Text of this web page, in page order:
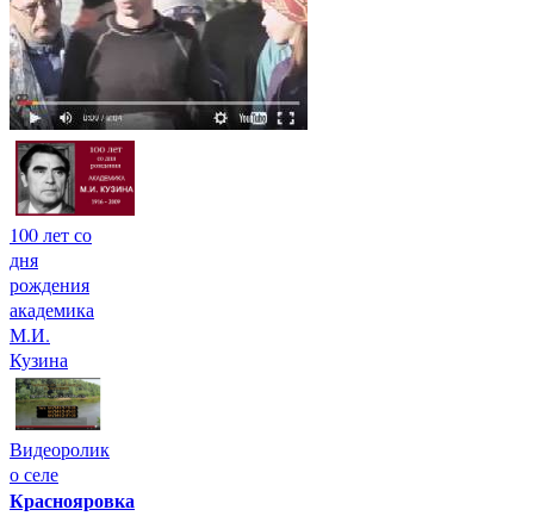
100 лет со
дня
рождения
академика
М.И.
Кузина
Видеоролик
о селе
Краснояровка